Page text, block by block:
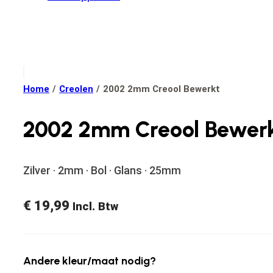
Home / Creolen / 2002 2mm Creool Bewerkt
2002 2mm Creool
Zilver · 2mm · Bol · Glans · 25mm
€ 19,99 Incl. Btw
Andere kleur/maat nodig?